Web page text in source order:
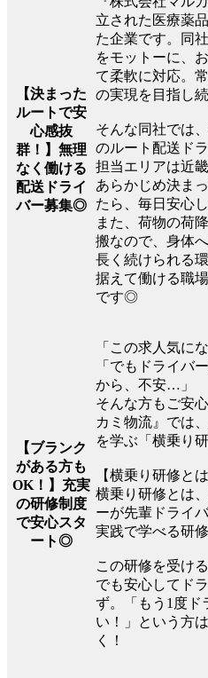
【決まった
ルートで安
心感抜
群！】無理
なく働ける
配送ドライ
バー募集◎
立された医療薬
た企業です。同
をモットーに、
て柔軟に対応。
の実現を目指し
そんな同社では
のルート配送ド
担当エリアは近
あらかじめ決ま
たら、毎日安心
また、荷物の荷
搬なので、身体
長く続けられる
据えて働ける職
です◎
【ブランク
がある方も
OK！】充実
の研修制度
で安心スタ
ート◎
「この求人気に
「でもドライバ
から、不安…」
そんな方もご安
カミ物流』では
を学ぶ「横乗り
【横乗り研修とは
横乗り研修とは
ーが先輩ドライ
実践で学べる研
この研修を受け
でも安心してド
ず。「もう1度ド
い！」という方
く！